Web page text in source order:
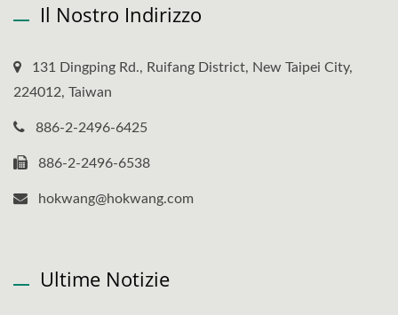
Il Nostro Indirizzo
131 Dingping Rd., Ruifang District, New Taipei City,
224012, Taiwan
886-2-2496-6425
886-2-2496-6538
hokwang@hokwang.com
Ultime Notizie